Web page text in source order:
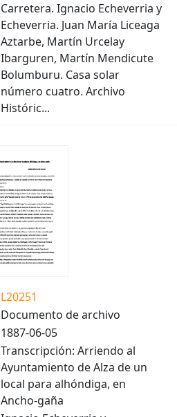
Carretera. Ignacio Echeverria y
Echeverria. Juan María Liceaga
Aztarbe, Martín Urcelay
Ibarguren, Martín Mendicute
Bolumburu. Casa solar
número cuatro. Archivo
Históric...
L20251
Documento de archivo
1887-06-05
Transcripción: Arriendo al
Ayuntamiento de Alza de un
local para alhóndiga, en
Ancho-gaña